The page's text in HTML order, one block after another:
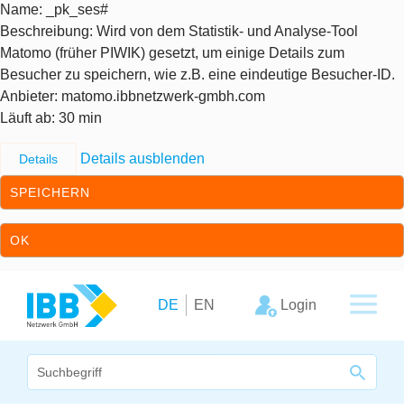
Name: _pk_ses#
Beschreibung: Wird von dem Statistik- und Analyse-Tool
Matomo (früher PIWIK) gesetzt, um einige Details zum
Besucher zu speichern, wie z.B. eine eindeutige Besucher-ID.
Anbieter: matomo.ibbnetzwerk-gmbh.com
Läuft ab: 30 min
Details Details ausblenden
SPEICHERN
OK
DE EN Login